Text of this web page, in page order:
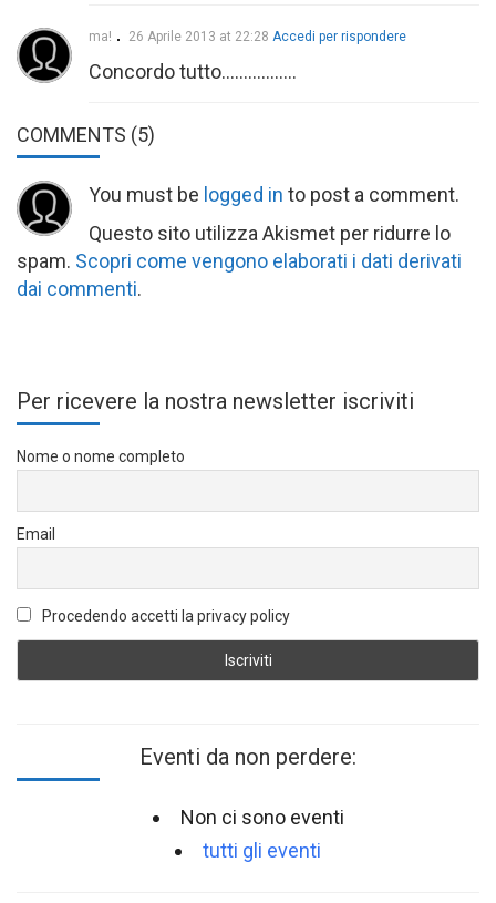
ma! 26 Aprile 2013 at 22:28 Accedi per rispondere
Concordo tutto……………..
COMMENTS (5)
You must be logged in to post a comment.
Questo sito utilizza Akismet per ridurre lo
spam. Scopri come vengono elaborati i dati derivati
dai commenti.
Per ricevere la nostra newsletter iscriviti
Nome o nome completo
Email
Procedendo accetti la privacy policy
Eventi da non perdere:
Non ci sono eventi
tutti gli eventi